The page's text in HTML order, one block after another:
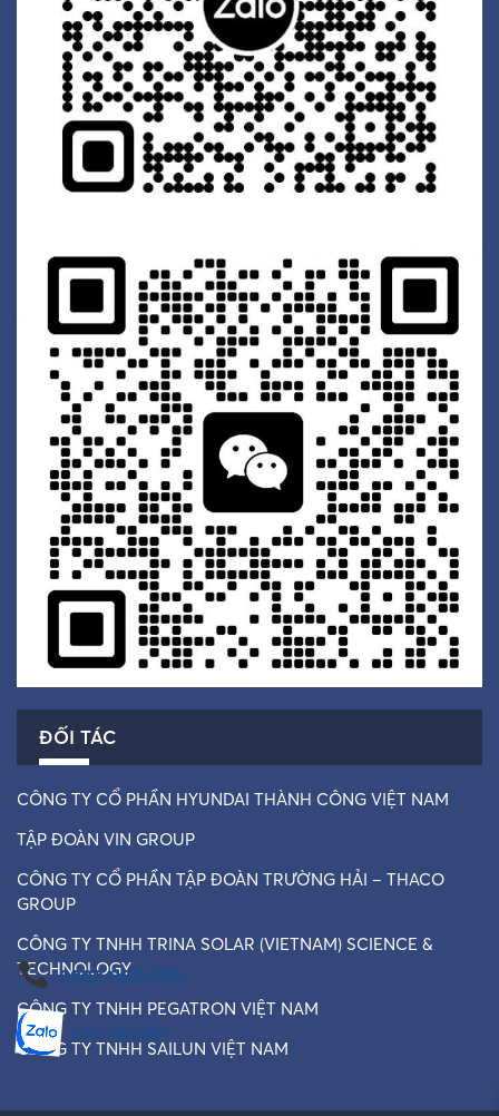
ĐỐI TÁC
CÔNG TY CỔ PHẦN HYUNDAI THÀNH CÔNG VIỆT NAM
TẬP ĐOÀN VIN GROUP
CÔNG TY CỔ PHẦN TẬP ĐOÀN TRƯỜNG HẢI – THACO
GROUP
CÔNG TY TNHH TRINA SOLAR (VIETNAM) SCIENCE &
TECHNOLOGY
CÔNG TY TNHH PEGATRON VIỆT NAM
CÔNG TY TNHH SAILUN VIỆT NAM
0982 866 426